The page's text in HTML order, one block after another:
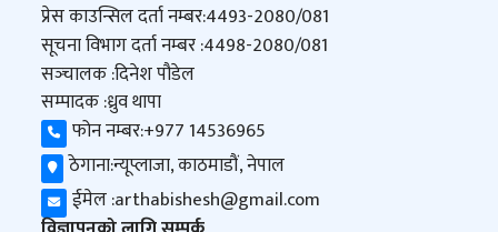
प्रेस काउन्सिल दर्ता नम्बर:4493-2080/081
सूचना विभाग दर्ता नम्बर :4498-2080/081
सञ्‍चालक :दिनेश पौडेल
सम्पादक :ध्रुव थापा
फोन नम्बर:+977 14536965
ठेगाना:न्यूप्लाजा, काठमाडौं, नेपाल
ईमेल :arthabishesh@gmail.com